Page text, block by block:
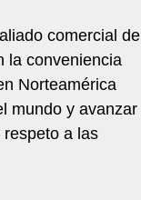
comercial de
la conveniencia
Norteamérica
mundo y avanzar
a las